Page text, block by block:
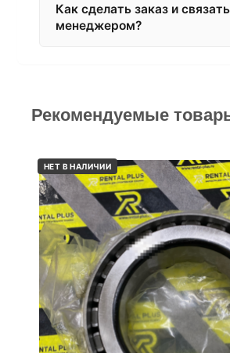
Как сделать заказ и
менеджером?
Рекомендуемые
НЕТ В НАЛИЧИИ